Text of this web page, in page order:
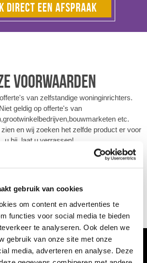
gebruik van cookies
om content en advertenties te
functies voor social media te bieden
te analyseren. Ook delen we
gebruik van onze site met onze
media, adverteren en analyse. Deze
DIRECT EEN AFSPRAAK
voorwaarden
van zelfstandige woninginrichters.
geldig op offerte's van
etc.
en wij zoeken het zelfde product er voor
u bij, laat u verrassen!
niet in de collectie wij bieden u een
Tapijtschuur betaal je nooit te veel!